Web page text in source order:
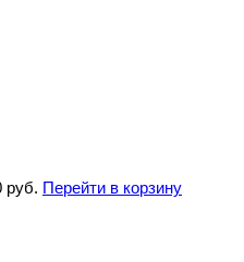
руб. Перейти в корзину